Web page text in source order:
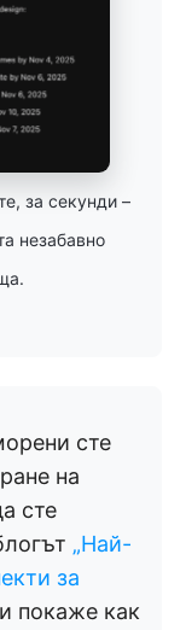
за секунди –
незабавно
сте
на
сте
„Най-
за
покаже как